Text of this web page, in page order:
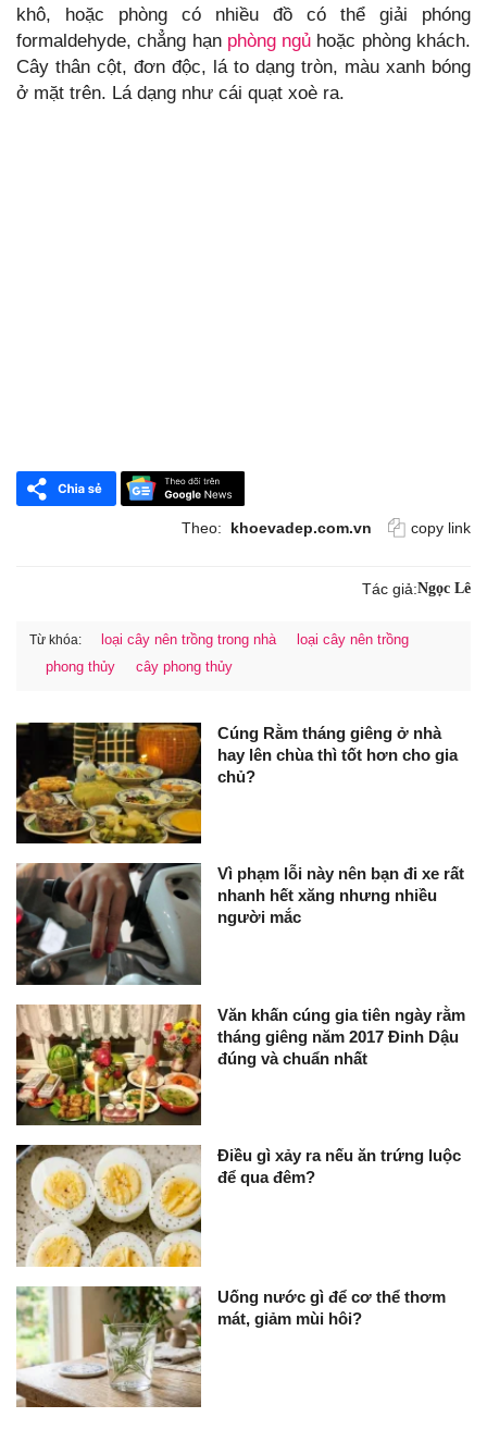
khô, hoặc phòng có nhiều đồ có thể giải phóng
formaldehyde, chẳng hạn phòng ngủ hoặc phòng khách.
Cây thân cột, đơn độc, lá to dạng tròn, màu xanh bóng
ở mặt trên. Lá dạng như cái quạt xoè ra.
Theo: khoevadep.com.vn copy link
Tác giả:Ngọc Lê
Từ khóa: loại cây nên trồng trong nhà
loại cây nên trồng
phong thủy
cây phong thủy
Cúng Rằm tháng giêng ở nhà
hay lên chùa thì tốt hơn cho gia
chủ?
Vì phạm lỗi này nên bạn đi xe rất
nhanh hết xăng nhưng nhiều
người mắc
Văn khấn cúng gia tiên ngày rằm
tháng giêng năm 2017 Đinh Dậu
đúng và chuẩn nhất
Điều gì xảy ra nếu ăn trứng luộc
để qua đêm?
Uống nước gì để cơ thể thơm
mát, giảm mùi hôi?